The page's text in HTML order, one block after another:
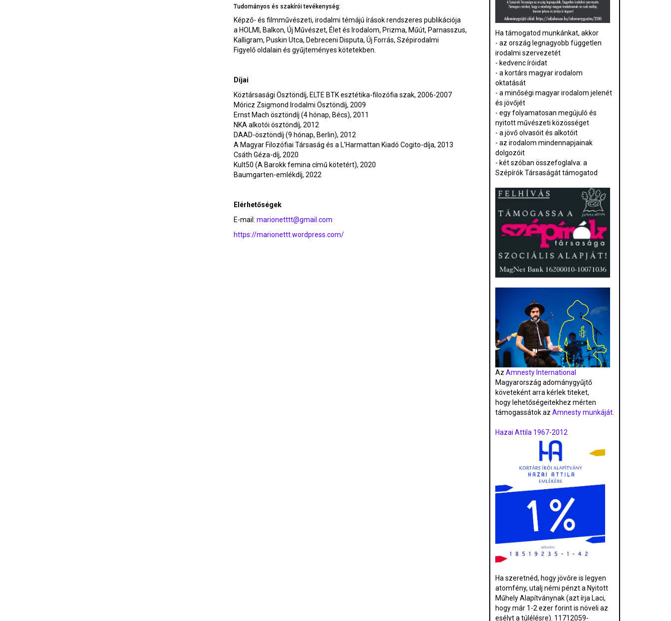
Tudományos és szakírói tevékenység:
Képző- és filmművészeti, irodalmi témájú írások rendszeres publikációja
a HOLMI, Balkon, Új Művészet, Élet és Irodalom, Prizma, Műút, Parnasszus,
Kalligram, Puskin Utca, Debreceni Disputa, Új Forrás, Szépirodalmi
Figyelő oldalain és gyűjteményes kötetekben.
Díjai
Köztársasági Ösztöndíj, ELTE BTK esztétika-filozófia szak, 2006-2007
Móricz Zsigmond Irodalmi Ösztöndíj, 2009
Ernst Mach ösztöndíj (4 hónap, Bécs), 2011
NKA alkotói ösztöndíj, 2012
DAAD-ösztöndíj (9 hónap, Berlin), 2012
A Magyar Filozófiai Társaság és a L'Harmattan Kiadó Cogito-díja, 2013
Csáth Géza-díj, 2020
Kult50 (A Barokk femina című kötetért), 2020
Baumgarten-emlékdíj, 2022
Elérhetőségek
E-mail: marionetttt@gmail.com
https://marionettt.wordpress.com/
Ha támogatod munkánkat, akkor
- az ország legnagyobb független
irodalmi szervezetét
- kedvenc íróidat
- a kortárs magyar irodalom
oktatását
- a minőségi magyar irodalom jelenét
és jövőjét
- egy folyamatosan megújuló és
nyitott művészeti közösséget
- a jövő olvasóit és alkotóit
- az irodalom mindennapjainak
dolgozóit
- két szóban összefoglalva: a
Szépírók Társaságát támogatod
Az Amnesty International
Magyarország adománygyűjtő
követeként arra kérlek titeket,
hogy lehetőségeitekhez mérten
támogassátok az Amnesty munkáját.
Hazai Attila 1967-2012
Ha szeretnéd, hogy jövőre is legyen
atomfény, utalj némi pénzt a Nyitott
Műhely Alapítványnak (azt írja Laci,
hogy már 1-2 ezer forint is növeli az
esélyt a túlélésre). 11712059-